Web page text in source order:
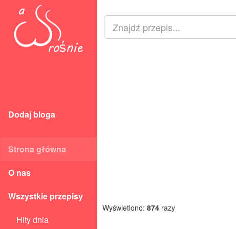
Dodaj bloga
Strona główna
O nas
Wszystkie przepisy
Hity dnia
Wyświetlono: 874 razy